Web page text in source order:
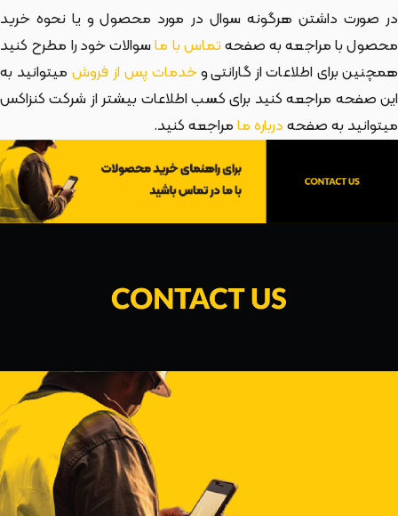
در صورت داشتن هرگونه سوال در مورد محصول و یا نحوه خرید
محصول با مراجعه به صفحهتماس با ماسوالات خود را مطرح کنید
همچنین برای اطلاعات از گارانتی وخدمات پس از فروش میتوانید به
این صفحه مراجعه کنید برای کسب اطلاعات بیشتر از شرکت کنزاکس
میتوانید به صفحهدرباره مامراجعه کنید.